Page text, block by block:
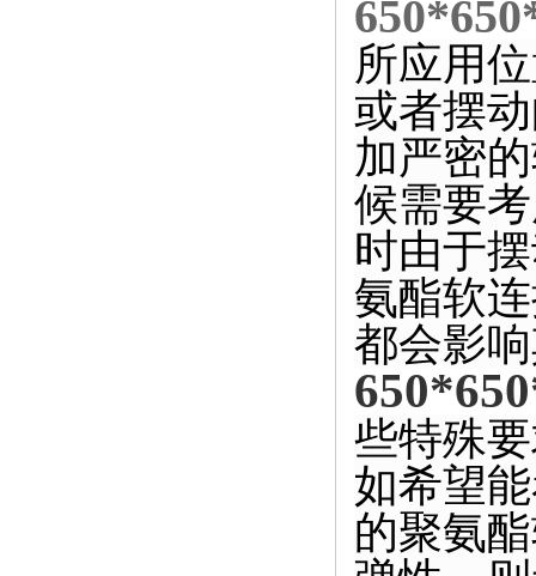
所应用
或者摆
加严密
候需要
时由于
氨酯软
都会影
些特殊
如希望
的聚氨